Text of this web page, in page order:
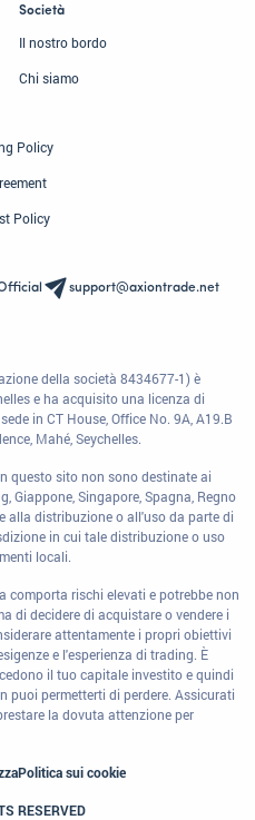
Società
Il nostro bordo
Chi siamo
Policy
Policy
support@axiontrade.net
della società 8434677-1) è
e ha acquisito una licenza di
in CT House, Office No. 9A, A19.B
Mahé, Seychelles.
questo sito non sono destinate ai
Giappone, Singapore, Spagna, Regno
alla distribuzione o all'uso da parte di
in cui tale distribuzione o uso
locali.
comporta rischi elevati e potrebbe non
di decidere di acquistare o vendere i
attentamente i propri obiettivi
e l'esperienza di trading. È
il tuo capitale investito e quindi
puoi permetterti di perdere. Assicurati
la dovuta attenzione per
Politica sui cookie
RESERVED